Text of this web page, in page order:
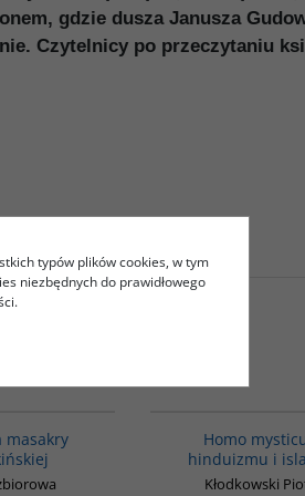
gdzie dusza Janusza
Czytelnicy po przeczytaniu
masakry
Homo
hinduizmu i
Kłodkowski
typów plików cookies, w tym
niezbędnych do prawidłowego